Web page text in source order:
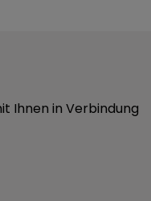
Ihnen in Verbindung